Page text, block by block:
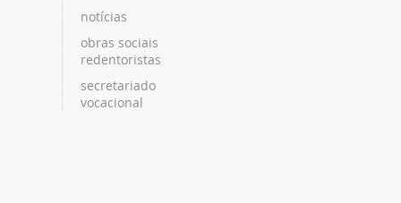
notícias
obras sociais
redentoristas
secretariado
vocacional